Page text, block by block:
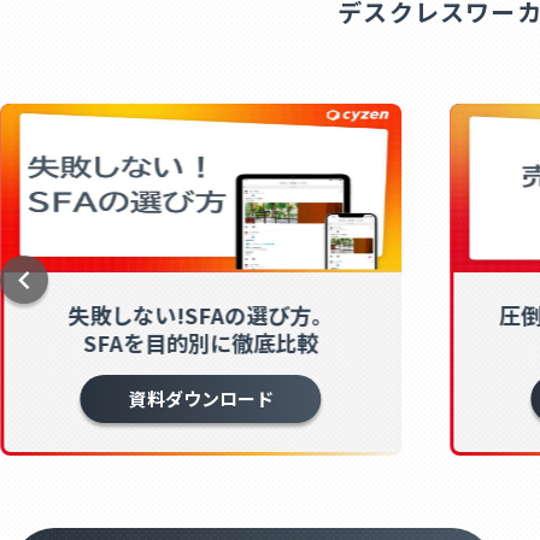
デスクレスワー
失敗しない!SFAの選び方。
SFAを目的別に徹底比較
資料ダウンロード
圧